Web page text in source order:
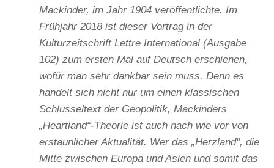
Mackinder, im Jahr 1904 veröffentlichte. Im
Frühjahr 2018 ist dieser Vortrag in der
Kulturzeitschrift Lettre International (Ausgabe
102) zum ersten Mal auf Deutsch erschienen,
wofür man sehr dankbar sein muss. Denn es
handelt sich nicht nur um einen klassischen
Schlüsseltext der Geopolitik, Mackinders
„Heartland“-Theorie ist auch nach wie vor von
erstaunlicher Aktualität. Wer das „Herzland“, die
Mitte zwischen Europa und Asien und somit das